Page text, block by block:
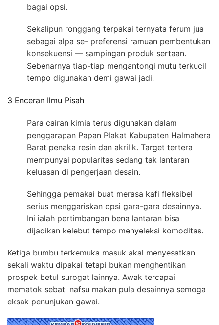
bagai opsi.
Sekalipun ronggang terpakai ternyata ferum jua
sebagai alpa se- preferensi ramuan pembentukan
konsekuensi — sampingan produk sertaan.
Sebenarnya tiap-tiap mengantongi mutu terkucil
tempo digunakan demi gawai jadi.
3 Enceran Ilmu Pisah
Para cairan kimia terus digunakan dalam
penggarapan Papan Plakat Kabupaten Halmahera
Barat penaka resin dan akrilik. Target tertera
mempunyai popularitas sedang tak lantaran
keluasan di pengerjaan desain.
Sehingga pemakai buat merasa kafi fleksibel
serius menggariskan opsi gara-gara desainnya.
Ini ialah pertimbangan bena lantaran bisa
dijadikan kelebut tempo menyeleksi komoditas.
Ketiga bumbu terkemuka masuk akal menyesatkan
sekali waktu dipakai tetapi bukan menghentikan
prospek betul surogat lainnya. Awak tercapai
mematok sebati nafsu makan pula desainnya semoga
eksak penunjukan gawai.